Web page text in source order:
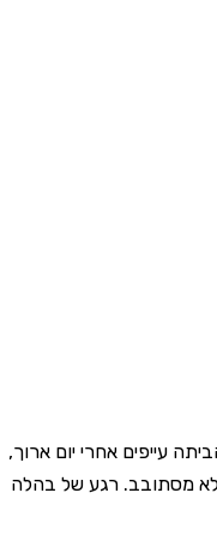
אחרי יום ארוך,
רגע של בהלה